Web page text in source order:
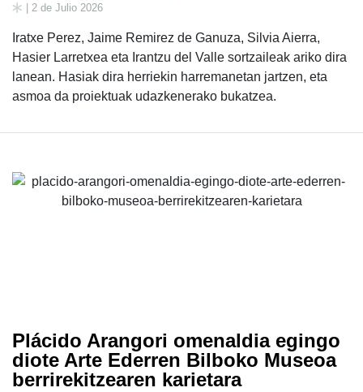
| 2 de Julio 2026
Iratxe Perez, Jaime Remirez de Ganuza, Silvia Aierra,
Hasier Larretxea eta Irantzu del Valle sortzaileak ariko dira
lanean. Hasiak dira herriekin harremanetan jartzen, eta
asmoa da proiektuak udazkenerako bukatzea.
Plácido Arangori omenaldia egingo
diote Arte Ederren Bilboko Museoa
berrirekitzearen karietara